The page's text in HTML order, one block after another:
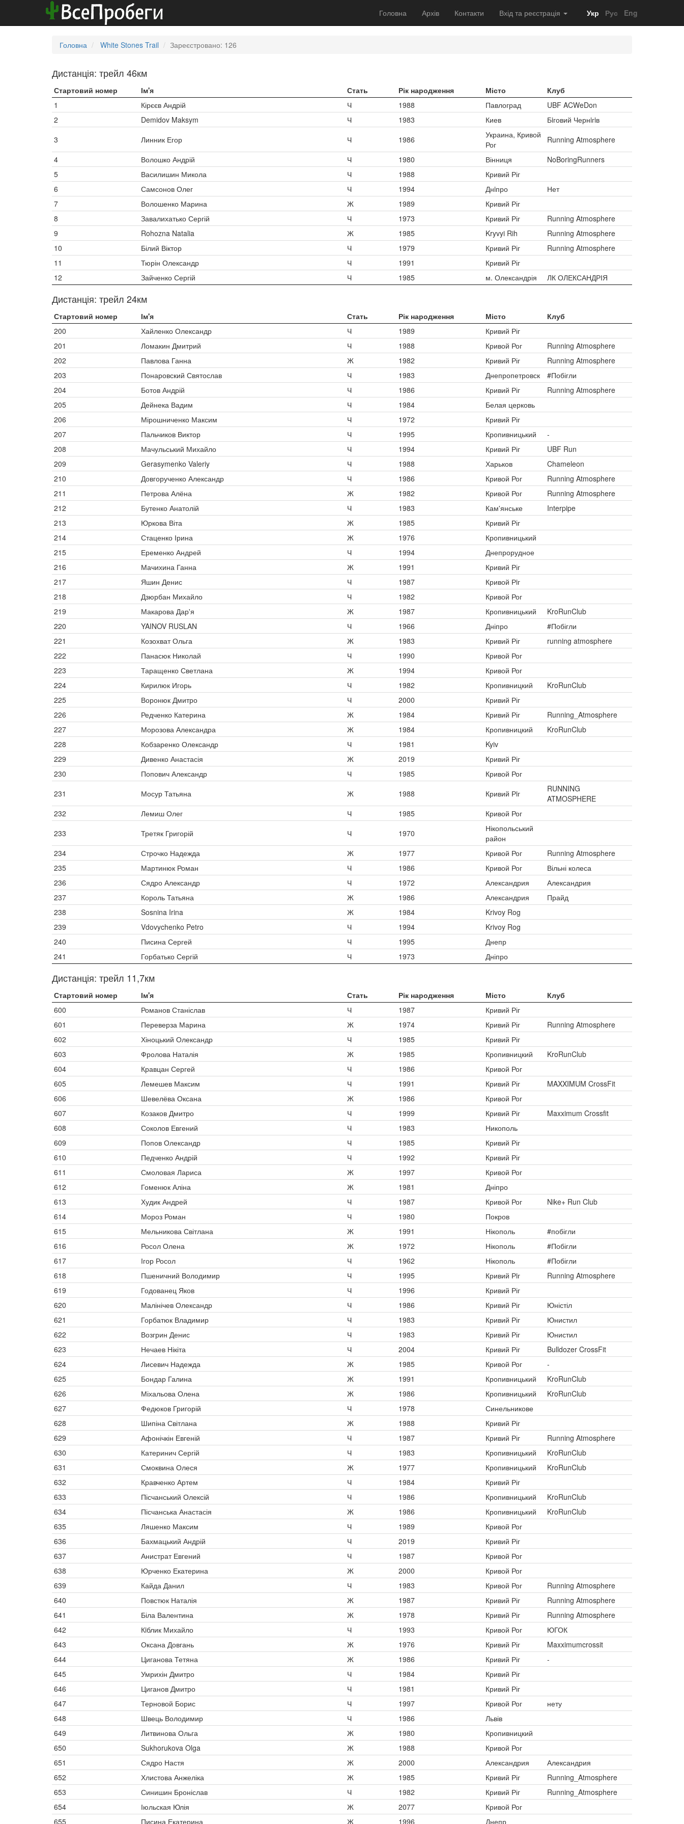
Головна Архів Контакти Вхід та реєстрація Укр Рус Eng
Головна White Stones Trail Зареєстровано: 126
Дистанція: трейл 46км
Стартовий номер Ім'я Стать Рік народження Місто
Клуб
1
Кірєєв Андрій Ч 1988 Павлоград
UBF ACWeDon
2
Demidov Maksym Ч 1983 Киев
Бiговий Чернiгiв
3
Линник Егор Ч 1986
Украина, Кривой
Рог
Running Atmosphere
4
Волошко Андрій Ч 1980 Вінниця
NoBoringRunners
5
Василишин Микола Ч 1988
Кривий Ріг
6
Самсонов Олег Ч 1994 Днiпро
Нет
7
Волошенко Марина Ж 1989
Кривий Ріг
8
Завалихатько Сергій Ч 1973 Кривий Ріг
Running Atmosphere
9
Rohozna Natalia Ж 1985 Kryvyi Rih
Running Atmosphere
10
Білий Віктор Ч 1979 Кривий Ріг
Running Atmosphere
11
Тюрін Олександр Ч 1991
Кривий Ріг
12
Зайченко Сергій Ч 1985 м. Олександрія ЛК ОЛЕКСАНДРІЯ
Дистанція: трейл 24км
Стартовий номер Ім'я Стать Рік народження Місто
Клуб
200
Хайленко Олександр Ч 1989
Кривий Ріг
201
Ломакин Дмитрий Ч 1988 Кривой Рог
Running Atmosphere
202
Павлова Ганна Ж 1982 Кривий Ріг
Running Atmosphere
203
Понаровский Святослав Ч 1983 Днепропетровск
#Побігли
204
Ботов Андрій Ч 1986 Кривий Ріг
Running Atmosphere
205
Дейнека Вадим Ч 1984
Белая церковь
206
Мірошниченко Максим Ч 1972
Кривий Ріг
207
Пальчиков Виктор Ч 1995 Кропивницький
-
208
Мачульський Михайло Ч 1994 Кривий Ріг
UBF Run
209
Gerasymenko Valeriy Ч 1988 Харьков
Chameleon
210
Довгорученко Александр Ч 1986 Кривой Рог
Running Atmosphere
211
Петрова Алёна Ж 1982 Кривой Рог
Running Atmosphere
212
Бутенко Анатолій Ч 1983 Кам'янське
Interpipe
213
Юркова Віта Ж 1985
Кривий Ріг
214
Стаценко Ірина Ж 1976
Кропивницький
215
Еременко Андрей Ч 1994
Днепрорудное
216
Мачихина Ганна Ж 1991
Кривий Ріг
217
Яшин Денис Ч 1987
Кривой Рiг
218
Дзюрбан Михайло Ч 1982
Кривой Рог
219
Макарова Дар'я Ж 1987 Кропивницький
KroRunClub
220
YAINOV RUSLAN Ч 1966 Дніпро
#Побігли
221
Козохват Ольга Ж 1983 Кривий Ріг
running atmosphere
222
Панасюк Николай Ч 1990
Кривой Рог
223
Таращенко Светлана Ж 1994
Кривой Рог
224
Кирилюк Игорь Ч 1982 Кропивницкий
KroRunClub
225
Воронюк Дмитро Ч 2000
Кривий Ріг
226
Редченко Катерина Ж 1984 Кривий Ріг
Running_Atmosphere
227
Морозова Александра Ж 1984 Кропивницкий
KroRunClub
228
Кобзаренко Олександр Ч 1981
Kyiv
229
Дивенко Анастасія Ж 2019
Кривий Ріг
230
Попович Александр Ч 1985
Кривой Рог
231
Мосур Татьяна Ж 1988 Кривий Рiг
RUNNING
ATMOSPHERE
232
Лемиш Олег Ч 1985
Кривой Рог
233
Третяк Григорій Ч 1970
Нікопольський
район
234
Строчко Надежда Ж 1977 Кривой Рог
Running Atmosphere
235
Мартинюк Роман Ч 1986 Кривой Рог
Вільні колеса
236
Сядро Александр Ч 1972 Александрия
Александрия
237
Король Татьяна Ж 1986 Александрия
Прайд
238
Sosnina Irina Ж 1984
Krivoy Rog
239
Vdovychenko Petro Ч 1994
Krivoy Rog
240
Писина Сергей Ч 1995
Днепр
241
Горбатько Сергій Ч 1973 Дніпро
Дистанція: трейл 11,7км
Стартовий номер Ім'я Стать Рік народження Місто
Клуб
600
Романов Станіслав Ч 1987
Кривий Ріг
601
Переверза Марина Ж 1974 Кривий Ріг
Running Atmosphere
602
Хіноцький Олександр Ч 1985
Кривий Ріг
603
Фролова Наталія Ж 1985 Кропивницкий
KroRunClub
604
Кравцан Сергей Ч 1986
Кривой Рог
605
Лемешев Максим Ч 1991 Кривий Ріг
MAXXIMUM CrossFit
606
Шевелёва Оксана Ж 1986
Кривой Рог
607
Козаков Дмитро Ч 1999 Кривий Ріг
Maxximum Crossfit
608
Соколов Евгений Ч 1983
Никополь
609
Попов Олександр Ч 1985
Кривий Ріг
610
Педченко Андрій Ч 1992
Кривий Ріг
611
Смоловая Лариса Ж 1997
Кривой Рог
612
Гоменюк Аліна Ж 1981
Дніпро
613
Худик Андрей Ч 1987 Кривой Рог
Nike+ Run Club
614
Мороз Роман Ч 1980
Покров
615
Мельникова Світлана Ж 1991 Нікополь
#побігли
616
Росол Олена Ж 1972 Нікополь
#Побігли
617
Ігор Росол Ч 1962 Нікополь
#Побігли
618
Пшеничний Володимир Ч 1995 Кривий Рiг
Running Atmosphere
619
Годованец Яков Ч 1996
Кривий Ріг
620
Малінічев Олександр Ч 1986 Кривий Ріг
Юністіл
621
Горбатюк Владимир Ч 1983 Кривий Ріг
Юнистил
622
Возгрин Денис Ч 1983 Кривий Ріг
Юнистил
623
Нечаев Нікіта Ч 2004 Кривий Ріг
Bulldozer CrossFit
624
Лисевич Надежда Ж 1985 Кривой Рог
-
625
Бондар Галина Ж 1991 Кропивницький
KroRunClub
626
Міхальова Олена Ж 1986 Кропивницький
KroRunClub
627
Федюков Григорій Ч 1978
Синельникове
628
Шипіна Світлана Ж 1988
Кривий Ріг
629
Афонічкін Евгеній Ч 1987 Кривий Ріг
Running Atmosphere
630
Катеринич Сергій Ч 1983 Кропивницький
KroRunClub
631
Смоквина Олеся Ж 1977 Кропивницький
KroRunClub
632
Кравченко Артем Ч 1984
Кривий Ріг
633
Пісчанський Олексій Ч 1986 Кропивницький
KroRunClub
634
Пісчанська Анастасія Ж 1986 Кропивницький
KroRunClub
635
Ляшенко Максим Ч 1989
Кривой Рог
636
Бахмацький Андрій Ч 2019
Кривий Ріг
637
Анистрат Евгений Ч 1987
Кривой Рог
638
Юрченко Екатерина Ж 2000
Кривой Рог
639
Кайда Данил Ч 1983 Кривой Рог
Running Atmosphere
640
Повстюк Наталія Ж 1987 Кривий Ріг
Running Atmosphere
641
Біла Валентина Ж 1978 Кривий Ріг
Running Atmosphere
642
Кiблик Михайло Ч 1993 Кривой Рог
ЮГОК
643
Оксана Довгань Ж 1976 Кривий Ріг
Maxximumcrossit
644
Циганова Тетяна Ж 1986 Кривий Ріг
-
645
Умрихін Дмитро Ч 1984
Кривий Ріг
646
Циганов Дмитро Ч 1981
Кривий Ріг
647
Терновой Борис Ч 1997 Кривой Рог
нету
648
Швець Володимир Ч 1986
Львів
649
Литвинова Ольга Ж 1980
Кропивницкий
650
Sukhorukova Olga Ж 1988
Кривой Рог
651
Сядро Настя Ж 2000 Александрия
Александрия
652
Хлистова Анжеліка Ж 1985 Кривий Ріг
Running_Atmosphere
653
Синишин Броніслав Ч 1982 Кривий Ріг
Running_Atmosphere
654
Іюльская Юлія Ж 2077
Кривой Рог
655
Писина Екатерина Ж 1996 Днепр